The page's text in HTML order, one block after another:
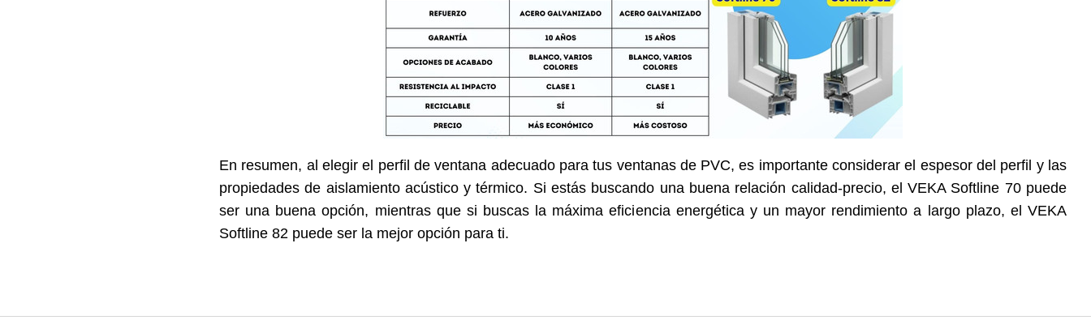
En resumen, al elegir el perfil de ventana adecuado para tus ventanas de PVC, es importante considerar el espesor del perfil y las
propiedades de aislamiento acústico y térmico. Si estás buscando una buena relación calidad-precio, el VEKA Softline 70 puede
ser una buena opción, mientras que si buscas la máxima eficiencia energética y un mayor rendimiento a largo plazo, el VEKA
Softline 82 puede ser la mejor opción para ti.